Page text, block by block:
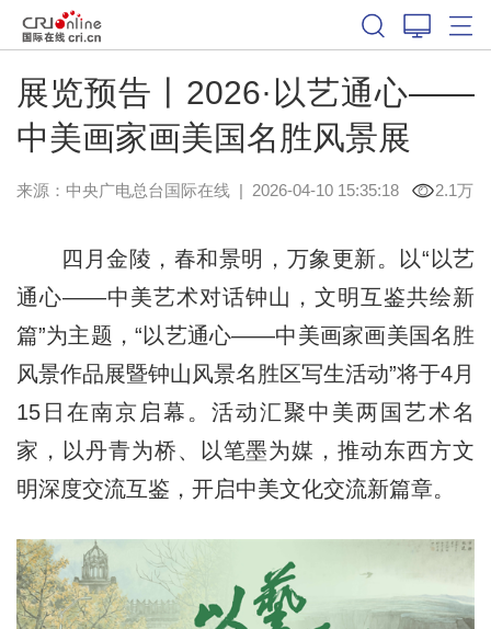
展览预告丨2026·以艺通心——
中美画家画美国名胜风景展
来源：中央广电总台国际在线| 2026-04-10 15:35:18 2.1万
四月金陵，春和景明，万象更新。以“以艺
通心——中美艺术对话钟山，文明互鉴共绘新
篇”为主题，“以艺通心——中美画家画美国名胜
风景作品展暨钟山风景名胜区写生活动”将于4月
15日在南京启幕。活动汇聚中美两国艺术名
家，以丹青为桥、以笔墨为媒，推动东西方文
明深度交流互鉴，开启中美文化交流新篇章。